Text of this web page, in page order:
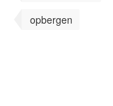
opbergen